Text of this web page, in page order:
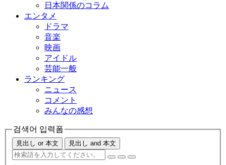
日本関係のコラム
エンタメ
ドラマ
音楽
映画
アイドル
芸能一般
ランキング
ニュース
コメント
みんなの感想
검색어 입력폼
見出し or 本文 見出し and 本文